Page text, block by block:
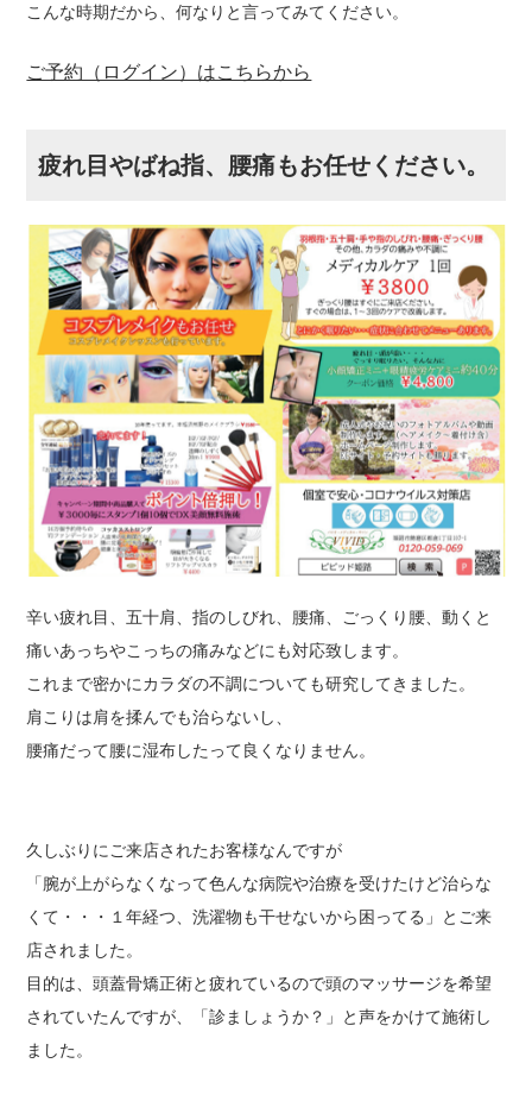
こんな時期だから、何なりと言ってみてください。
ご予約（ログイン）はこちらから
疲れ目やばね指、腰痛もお任せください。
辛い疲れ目、五十肩、指のしびれ、腰痛、ごっくり腰、動くと
痛いあっちやこっちの痛みなどにも対応致します。
これまで密かにカラダの不調についても研究してきました。
肩こりは肩を揉んでも治らないし、
腰痛だって腰に湿布したって良くなりません。
久しぶりにご来店されたお客様なんですが
「腕が上がらなくなって色んな病院や治療を受けたけど治らな
くて・・・１年経つ、洗濯物も干せないから困ってる」とご来
店されました。
目的は、頭蓋骨矯正術と疲れているので頭のマッサージを希望
されていたんですが、「診ましょうか？」と声をかけて施術し
ました。